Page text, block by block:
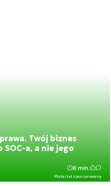
Twój biznes
a, a nie jego
Materiał sponsorowany
8 min.